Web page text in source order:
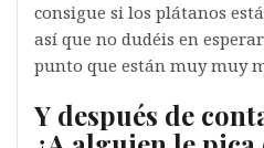
consigue si los plátanos
así que no dudéis en
punto que están muy muy
Y después de